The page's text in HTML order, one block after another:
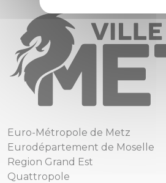
Euro-Métropole de Metz
Eurodépartement de Moselle
Region Grand Est
Quattropole